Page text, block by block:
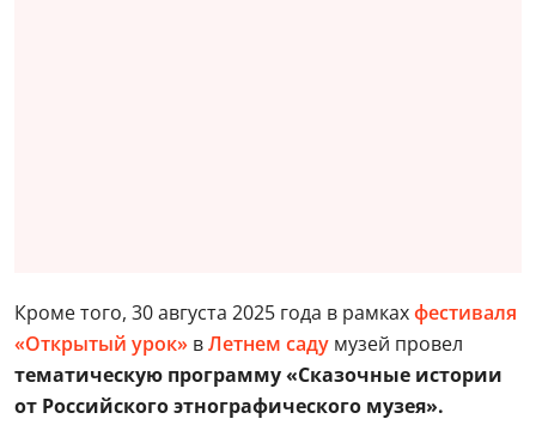
Кроме того, 30 августа 2025 года в рамкахфестиваля
«Открытый урок» вЛетнем саду музей провел
тематическую программу «Сказочные истории
от Российского этнографического музея».